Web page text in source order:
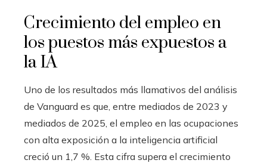
Crecimiento del empleo en
los puestos más expuestos a
la IA
Uno de los resultados más llamativos del análisis
de Vanguard es que, entre mediados de 2023 y
mediados de 2025, el empleo en las ocupaciones
con alta exposición a la inteligencia artificial
creció un 1,7 %. Esta cifra supera el crecimiento